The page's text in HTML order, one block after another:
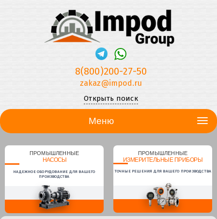
8(800)200-27-50
zakaz@impod.ru
Открыть поиск
Меню
ПРОМЫШЛЕННЫЕ
НАСОСЫ
НАДЕЖНОЕ ОБОРУДОВАНИЕ ДЛЯ ВАШЕГО
ПРОИЗВОДСТВА
ПРОМЫШЛЕННЫЕ
ИЗМЕРИТЕЛЬНЫЕ ПРИБОРЫ
ТОЧНЫЕ РЕШЕНИЯ ДЛЯ ВАШЕГО ПРОИЗВОДСТВА